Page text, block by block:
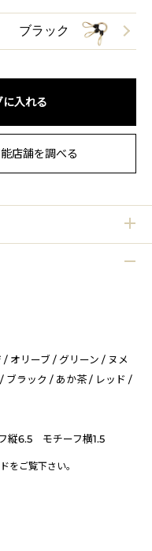
ブラック
入れる
店舗を調べる
オリーブ / グリーン / ヌメ
ブラック / あか茶 / レッド /
縦6.5 モチーフ横1.5
をご覧下さい。